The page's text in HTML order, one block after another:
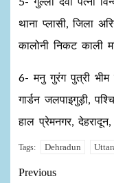
थाना प्लासी, जिला
कालोनी निकट काली
6- मनु गुरंग पुत्री भीम
गार्डन जलपाइगुड़ी,
हाल प्रेमनगर,
Tags: Dehradun
Previous